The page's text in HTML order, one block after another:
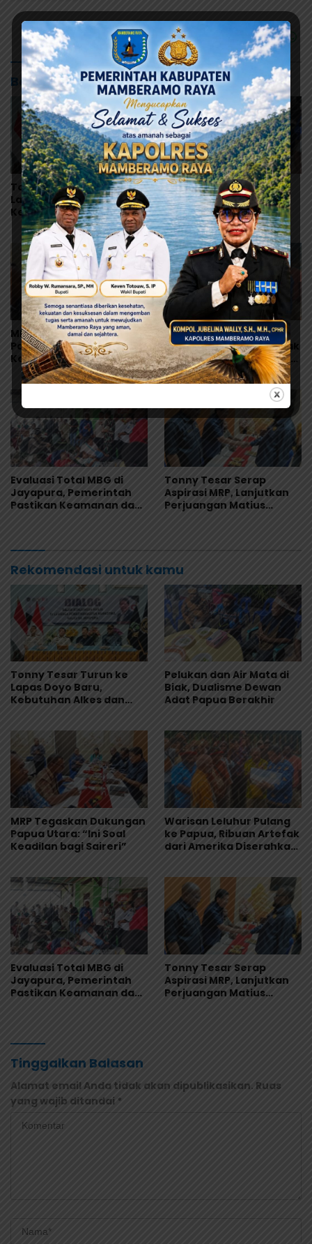
Baca Juga
Tonny Tesar Turun ke
Lapas Doyo Baru,
Kebutuhan Alkes dan
Keamanan Jadi Sorotan
Pelukan dan Air Mata di
Biak, Dualisme Dewan
Adat Papua Berakhir
MRP Tegaskan Dukungan
Papua Utara: “Ini Soal
Keadilan bagi Saireri”
Warisan Leluhur Pulang
ke Papua, Ribuan Artefak
dari Amerika Diserahkan
ke Museum Uncen
Evaluasi Total MBG di
Jayapura, Pemerintah
Pastikan Keamanan dan
Tonny Tesar Serap
Aspirasi MRP, Lanjutkan
Perjuangan Matius
Rekomendasi untuk kamu
Tonny Tesar Turun ke
Lapas Doyo Baru,
Kebutuhan Alkes dan
Pelukan dan Air Mata di
Biak, Dualisme Dewan
Adat Papua Berakhir
MRP Tegaskan Dukungan
Papua Utara: “Ini Soal
Keadilan bagi Saireri”
Warisan Leluhur Pulang
ke Papua, Ribuan Artefak
dari Amerika Diserahkan
Evaluasi Total MBG di
Jayapura, Pemerintah
Pastikan Keamanan dan
Tonny Tesar Serap
Aspirasi MRP, Lanjutkan
Perjuangan Matius
Tinggalkan Balasan
Alamat email Anda tidak akan dipublikasikan. Ruas
yang wajib ditandai *